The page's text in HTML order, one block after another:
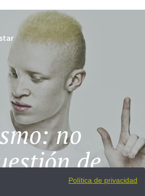
no
de
Política de privacidad